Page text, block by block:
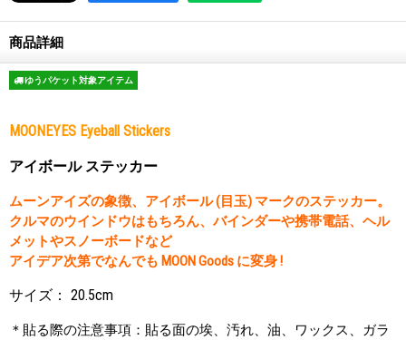
商品詳細
ゆうパケット対象アイテム
MOONEYES Eyeball Stickers
アイボール ステッカー
ムーンアイズの象徴、アイボール (目玉) マークのステッカー。
クルマのウインドウはもちろん、バインダーや携帯電話、ヘル
メットやスノーボードなど
アイデア次第でなんでも MOON Goods に変身 !
サイズ： 20.5cm
＊貼る際の注意事項：貼る面の埃、汚れ、油、ワックス、ガラ